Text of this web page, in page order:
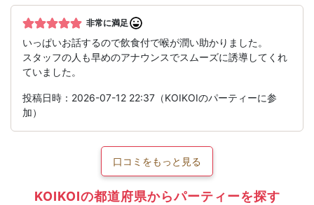
非常に満足
いっぱいお話するので飲食付で喉が潤い助かりました。
スタッフの人も早めのアナウンスでスムーズに誘導してくれ
ていました。
投稿日時：2026-07-12 22:37（KOIKOIのパーティーに参
加）
口コミをもっと見る
KOIKOIの都道府県からパーティーを探す